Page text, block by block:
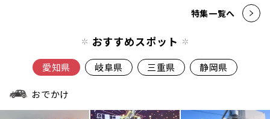
特集一覧へ
おすすめスポット
愛知県 岐阜県 三重県 静岡県
おでかけ